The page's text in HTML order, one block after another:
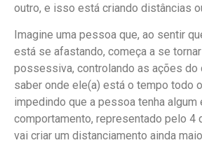
outro, e isso está criando distâncias
Imagine uma pessoa que, ao sentir
está se afastando, começa a se
possessiva, controlando as ações do
saber onde ele(a) está o tempo todo
impedindo que a pessoa tenha algum
comportamento, representado pelo 4
vai criar um distanciamento ainda